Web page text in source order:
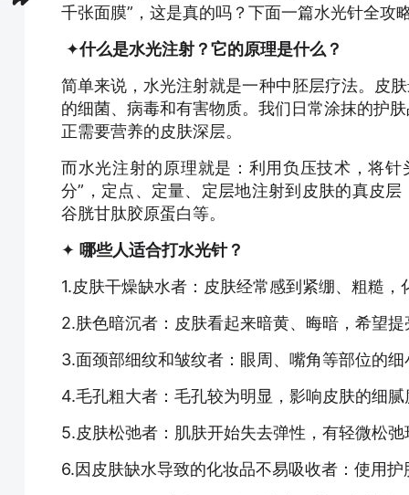
千张面膜”，这是真的吗？下面一篇水光针全攻
✦什么是水光注射？它的原理是什么？
简单来说，水光注射就是一种中胚层疗法。皮
的细菌、病毒和有害物质。我们日常涂抹的护
正需要营养的皮肤深层。
而水光注射的原理就是：利用负压技术，将
分”，定点、定量、定层地注射到皮肤的真皮
谷胱甘肽胶原蛋白等。
✦ 哪些人适合打水光针？
1.皮肤干燥缺水者：皮肤经常感到紧绷、粗糙
2.肤色暗沉者：皮肤看起来暗黄、晦暗，希望
3.面颈部细纹和皱纹者：眼周、嘴角等部位的
4.毛孔粗大者：毛孔较为明显，影响皮肤的细腻
5.皮肤松弛者：肌肤开始失去弹性，有轻微松弛
6.因皮肤缺水导致的化妆品不易吸收者：使用